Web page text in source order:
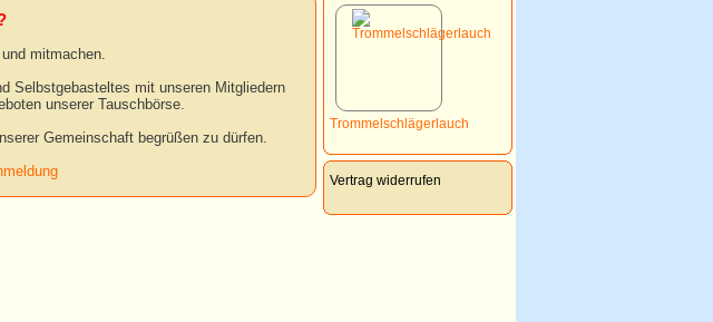
mitmachen.
Selbstgebasteltes mit unseren Mitgliedern
unserer Tauschbörse.
Gemeinschaft begrüßen zu dürfen.
Trommelschlägerlauch
Vertrag widerrufen